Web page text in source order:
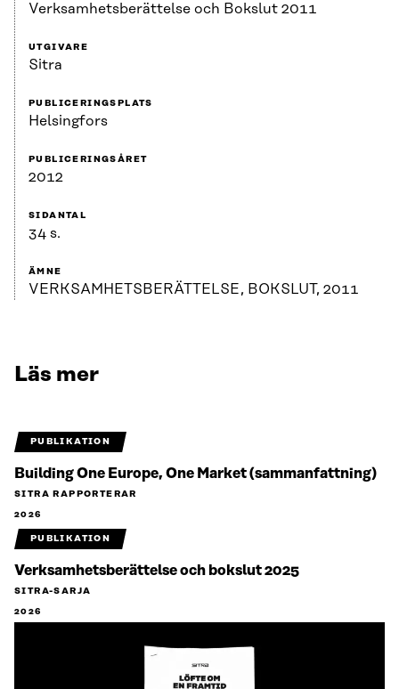
Verksamhets­berättelse och Bokslut 2011
UTGIVARE
Sitra
PUBLICERINGSPLATS
Helsingfors
PUBLICERINGSÅRET
2012
SIDANTAL
34 s.
ÄMNE
VERKSAMHETSBERÄTTELSE, BOKSLUT, 2011
Läs mer
PUBLIKATION
Building One Europe, One Market (sammanfattning)
SITRA RAPPORTERAR
2026
PUBLIKATION
Verksamhetsberättelse och bokslut 2025
SITRA-SARJA
2026